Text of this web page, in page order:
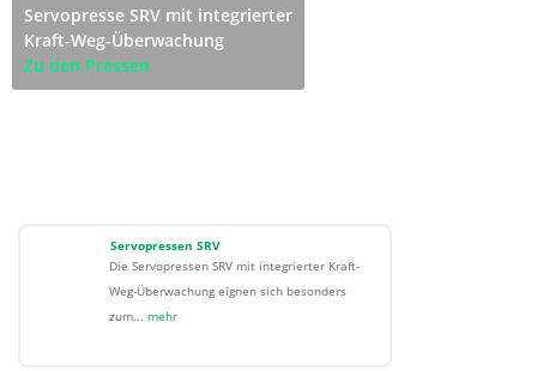
Servopresse SRV mit integrierter
Kraft-Weg-Überwachung
Zu den Pressen
Servopressen SRV
Die Servopressen SRV mit integrierter Kraft-
Weg-Überwachung eignen sich besonders
zum... mehr